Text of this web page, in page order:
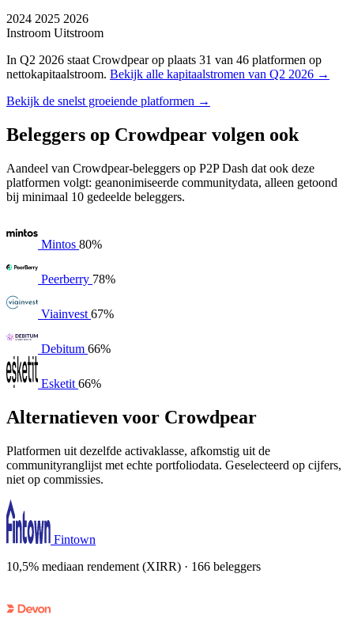
2024 2025 2026
Instroom Uitstroom
In Q2 2026 staat Crowdpear op plaats 31 van 46 platformen op
nettokapitaalstroom. Bekijk alle kapitaalstromen van Q2 2026 →
Bekijk de snelst groeiende platformen →
Beleggers op Crowdpear volgen ook
Aandeel van Crowdpear-beleggers op P2P Dash dat ook deze
platformen volgt: geanonimiseerde communitydata, alleen getoond
bij minimaal 10 gedeelde beleggers.
Mintos 80%
Peerberry 78%
Viainvest 67%
Debitum 66%
Esketit 66%
Alternatieven voor Crowdpear
Platformen uit dezelfde activaklasse, afkomstig uit de
communityranglijst met echte portfoliodata. Geselecteerd op cijfers,
niet op commissies.
Fintown
10,5% mediaan rendement (XIRR) · 166 beleggers